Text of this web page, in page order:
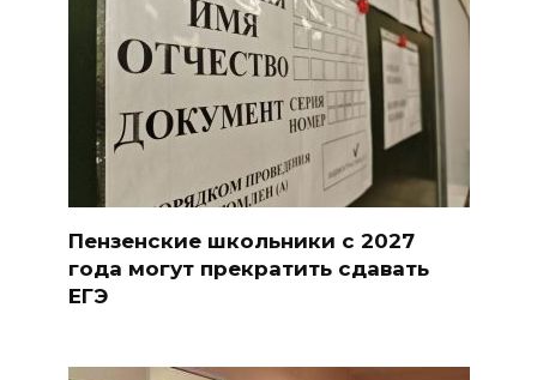
Пензенские школьники с 2027
года могут прекратить сдавать
ЕГЭ